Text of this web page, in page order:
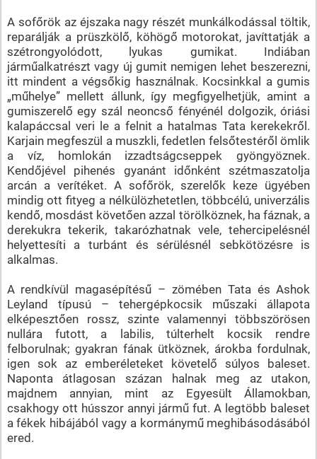
A sofőrök az éjszaka nagy részét munkálkodással töltik,
reparálják a prüszkölő, köhögő motorokat, javíttatják a
szétrongyolódott, lyukas gumikat. Indiában
járműalkatrészt vagy új gumit nemigen lehet beszerezni,
itt mindent a végsőkig használnak. Kocsinkkal a gumis
„műhelye” mellett állunk, így megfigyelhetjük, amint a
gumiszerelő egy szál neoncső fényénél dolgozik, óriási
kalapáccsal veri le a felnit a hatalmas Tata kerekekről.
Karjain megfeszül a muszkli, fedetlen felsőtestéről ömlik
a víz, homlokán izzadtságcseppek gyöngyöznek.
Kendőjével pihenés gyanánt időnként szétmaszatolja
arcán a verítéket. A sofőrök, szerelők keze ügyében
mindig ott fityeg a nélkülözhetetlen, többcélú, univerzális
kendő, mosdást követően azzal törölköznek, ha fáznak, a
derekukra tekerik, takarózhatnak vele, tehercipelésnél
helyettesíti a turbánt és sérülésnél sebkötözésre is
alkalmas.
A rendkívül magasépítésű – zömében Tata és Ashok
Leyland típusú – tehergépkocsik műszaki állapota
elképesztően rossz, szinte valamennyi többszörösen
nullára futott, a labilis, túlterhelt kocsik rendre
felborulnak; gyakran fának ütköznek, árokba fordulnak,
igen sok az emberéleteket követelő súlyos baleset.
Naponta átlagosan százan halnak meg az utakon,
majdnem annyian, mint az Egyesült Államokban,
csakhogy ott hússzor annyi jármű fut. A legtöbb baleset
a fékek hibájából vagy a kormánymű meghibásodásából
ered.